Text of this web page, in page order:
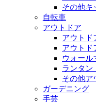
その他キ
自転車
アウトドア
アウトド
アウトド
ウォール
ランタン
その他ア
ガーデニング
手芸